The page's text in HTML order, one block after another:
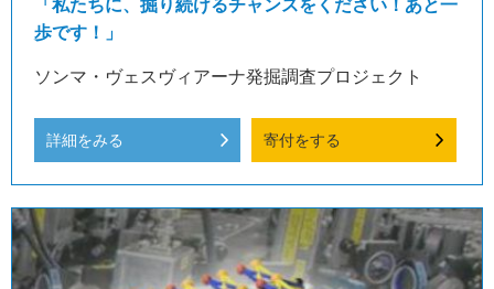
「私たちに、掘り続けるチャンスをください！あと一
歩です！」
ソンマ・ヴェスヴィアーナ発掘調査プロジェクト
詳細をみる 寄付をする